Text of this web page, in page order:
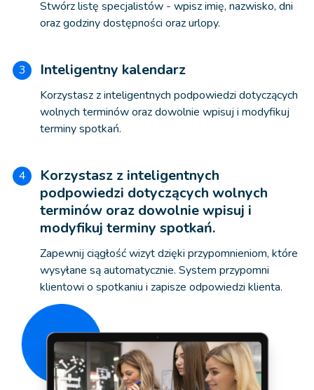
Stwórz listę specjalistów - wpisz imię, nazwisko, dni
oraz godziny dostępności oraz urlopy.
3 Inteligentny kalendarz
Korzystasz z inteligentnych podpowiedzi dotyczących
wolnych terminów oraz dowolnie wpisuj i modyfikuj
terminy spotkań.
4
Korzystasz z inteligentnych
podpowiedzi dotyczących wolnych
terminów oraz dowolnie wpisuj i
modyfikuj terminy spotkań.
Zapewnij ciągłość wizyt dzięki przypomnieniom, które
wysyłane są automatycznie. System przypomni
klientowi o spotkaniu i zapisze odpowiedzi klienta.